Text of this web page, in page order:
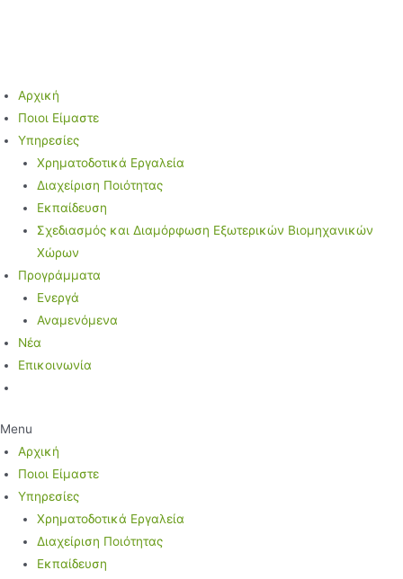
Αρχική
Ποιοι Είμαστε
Υπηρεσίες
Χρηματοδοτικά Εργαλεία
Διαχείριση Ποιότητας
Εκπαίδευση
Σχεδιασμός και Διαμόρφωση Εξωτερικών Βιομηχανικών
Χώρων
Προγράμματα
Ενεργά
Αναμενόμενα
Νέα
Επικοινωνία
Menu
Αρχική
Ποιοι Είμαστε
Υπηρεσίες
Χρηματοδοτικά Εργαλεία
Διαχείριση Ποιότητας
Εκπαίδευση